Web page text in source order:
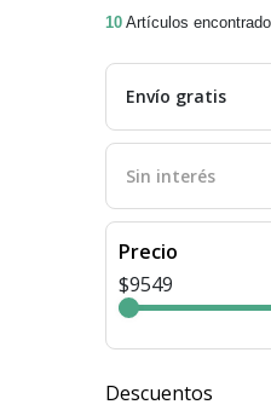
10 Artículos
Envío gratis
Sin interés
Precio
$9549
Descuentos